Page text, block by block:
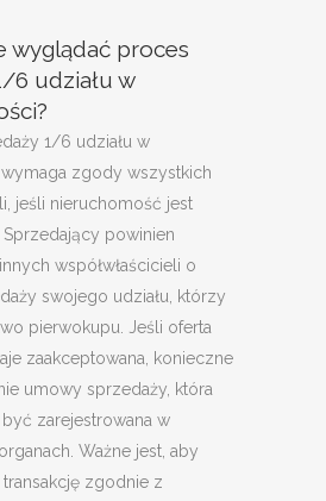
wyglądać proces
6 udziału w
1/6 udziału w
zgody wszystkich
jeśli nieruchomość jest
powinien
współwłaścicieli o
swojego udziału, którzy
pierwokupu. Jeśli oferta
zaakceptowana, konieczne
umowy sprzedaży, która
być zarejestrowana w
Ważne jest, aby
zgodnie z